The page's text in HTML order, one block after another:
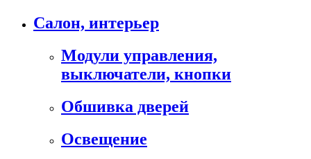
Салон, интерьер
Модули управления,
выключатели, кнопки
Обшивка дверей
Освещение